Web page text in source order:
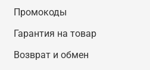
Промокоды
Гарантия на товар
Возврат и обмен